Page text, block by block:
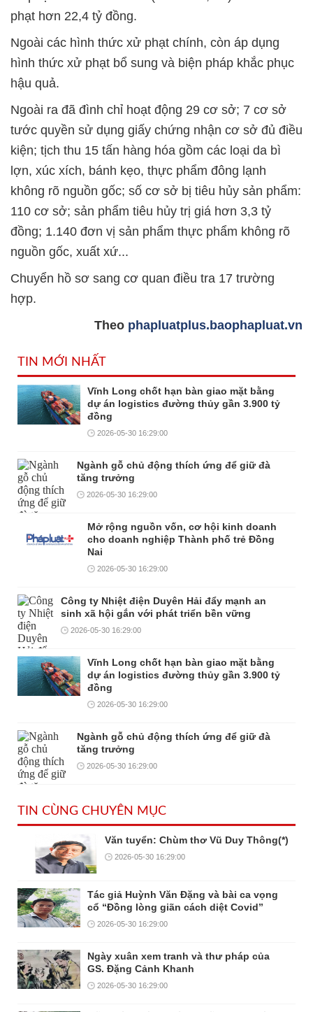
phạt hơn 22,4 tỷ đồng.
Ngoài các hình thức xử phạt chính, còn áp dụng
hình thức xử phạt bổ sung và biện pháp khắc phục
hậu quả.
Ngoài ra đã đình chỉ hoạt động 29 cơ sở; 7 cơ sở
tước quyền sử dụng giấy chứng nhận cơ sở đủ điều
kiện; tịch thu 15 tấn hàng hóa gồm các loại da bì
lợn, xúc xích, bánh kẹo, thực phẩm đông lạnh
không rõ nguồn gốc; số cơ sở bị tiêu hủy sản phẩm:
110 cơ sở; sản phẩm tiêu hủy trị giá hơn 3,3 tỷ
đồng; 1.140 đơn vị sản phẩm thực phẩm không rõ
nguồn gốc, xuất xứ...
Chuyển hồ sơ sang cơ quan điều tra 17 trường
hợp.
Theo phapluatplus.baophapluat.vn
TIN MỚI NHẤT
Vĩnh Long chốt hạn bàn giao mặt bằng
dự án logistics đường thủy gần 3.900 tỷ
đồng
2026-05-30 16:29:00
Ngành gỗ chủ động thích ứng để giữ đà
tăng trưởng
2026-05-30 16:29:00
Mở rộng nguồn vốn, cơ hội kinh doanh
cho doanh nghiệp Thành phố trẻ Đồng
Nai
2026-05-30 16:29:00
Công ty Nhiệt điện Duyên Hải đẩy mạnh an
sinh xã hội gắn với phát triển bền vững
2026-05-30 16:29:00
Vĩnh Long chốt hạn bàn giao mặt bằng
dự án logistics đường thủy gần 3.900 tỷ
đồng
2026-05-30 16:29:00
Ngành gỗ chủ động thích ứng để giữ đà
tăng trưởng
2026-05-30 16:29:00
TIN CÙNG CHUYÊN MỤC
Văn tuyển: Chùm thơ Vũ Duy Thông(*)
2026-05-30 16:29:00
Tác giả Huỳnh Văn Đặng và bài ca vọng
cổ “Đồng lòng giãn cách diệt Covid”
2026-05-30 16:29:00
Ngày xuân xem tranh và thư pháp của
GS. Đặng Cảnh Khanh
2026-05-30 16:29:00